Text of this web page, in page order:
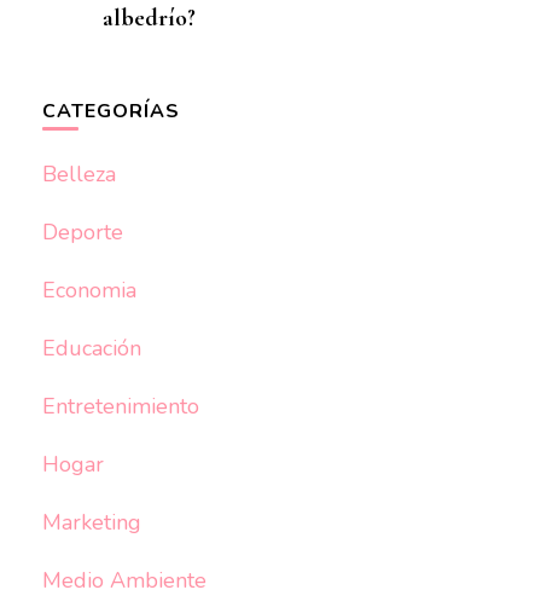
albedrío?
CATEGORÍAS
Belleza
Deporte
Economia
Educación
Entretenimiento
Hogar
Marketing
Medio Ambiente